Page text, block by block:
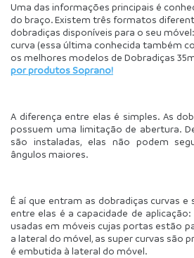
Uma das informações principais é
do braço. Existem três formatos
dobradiças disponíveis para o seu
curva (essa última conhecida também
os melhores modelos de Dobradiças
por produtos Soprano!
A diferença entre elas é simples. As
possuem uma limitação de abertura.
são instaladas, elas não podem
ângulos maiores.
É aí que entram as dobradiças curvas e
entre elas é a capacidade de
usadas em móveis cujas portas estão
a lateral do móvel, as super curvas são
é embutida à lateral do móvel.